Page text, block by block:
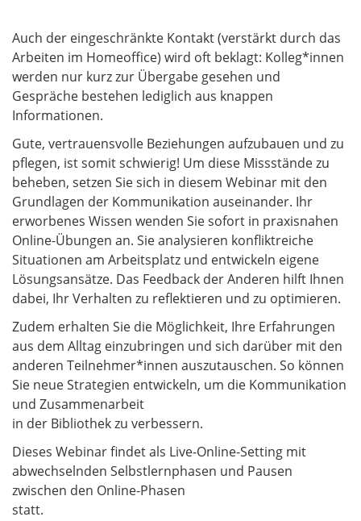
Auch der eingeschränkte Kontakt (verstärkt durch das
Arbeiten im Homeoffice) wird oft beklagt: Kolleg*innen
werden nur kurz zur Übergabe gesehen und
Gespräche bestehen lediglich aus knappen
Informationen.
Gute, vertrauensvolle Beziehungen aufzubauen und zu
pflegen, ist somit schwierig! Um diese Missstände zu
beheben, setzen Sie sich in diesem Webinar mit den
Grundlagen der Kommunikation auseinander. Ihr
erworbenes Wissen wenden Sie sofort in praxisnahen
Online-Übungen an. Sie analysieren konfliktreiche
Situationen am Arbeitsplatz und entwickeln eigene
Lösungsansätze. Das Feedback der Anderen hilft Ihnen
dabei, Ihr Verhalten zu reflektieren und zu optimieren.
Zudem erhalten Sie die Möglichkeit, Ihre Erfahrungen
aus dem Alltag einzubringen und sich darüber mit den
anderen Teilnehmer*innen auszutauschen. So können
Sie neue Strategien entwickeln, um die Kommunikation
und Zusammenarbeit
in der Bibliothek zu verbessern.
Dieses Webinar findet als Live-Online-Setting mit
abwechselnden Selbstlernphasen und Pausen
zwischen den Online-Phasen
statt.